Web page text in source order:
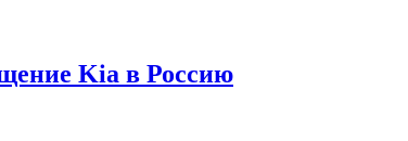
Kia в Россию